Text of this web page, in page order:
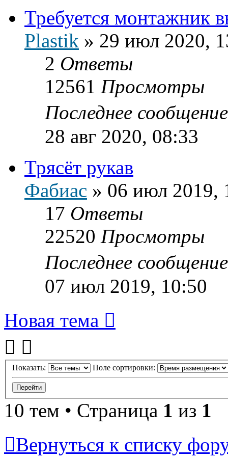
Требуется монтажник
Plastik » 29 июл 2020,
2 Ответы
12561 Просмотры
Последнее
28 авг 2020, 08:33
Трясёт рукав
Фабиас » 06 июл 2019,
17 Ответы
22520 Просмотры
Последнее
07 июл 2019, 10:50
Новая тема
Показать: Поле сортировки:
10 тем • Страница 1 из 1
Вернуться к списку